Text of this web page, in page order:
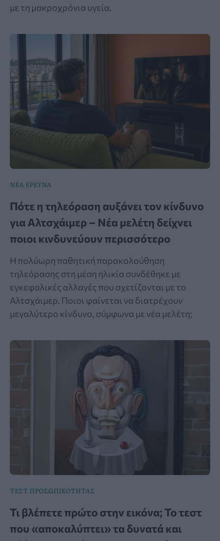
με τη μακροχρόνια υγεία.
ΝΕΑ ΕΡΕΥΝΑ
Πότε η τηλεόραση αυξάνει τον κίνδυνο
για Αλτσχάιμερ – Νέα μελέτη δείχνει
ποιοι κινδυνεύουν περισσότερο
Η πολύωρη παθητική παρακολούθηση
τηλεόρασης στη μέση ηλικία συνδέθηκε με
εγκεφαλικές αλλαγές που σχετίζονται με το
Αλτσχάιμερ. Ποιοι φαίνεται να διατρέχουν
μεγαλύτερο κίνδυνο, σύμφωνα με νέα μελέτη;
ΤΕΣΤ ΠΡΟΣΩΠΙΚΟΤΗΤΑΣ
Τι βλέπετε πρώτο στην εικόνα; Το τεστ
που «αποκαλύπτει» τα δυνατά και